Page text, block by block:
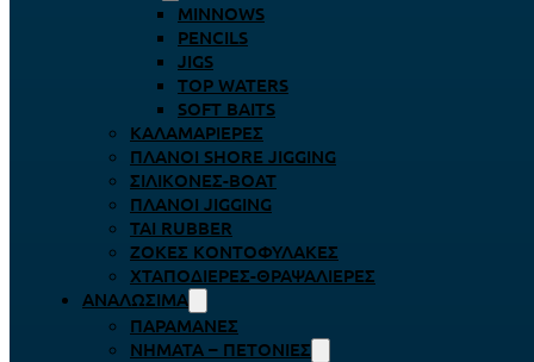
MINNOWS
PENCILS
JIGS
TOP WATERS
SOFT BAITS
ΚΑΛΑΜΑΡΙΈΡΕΣ
ΠΛΆΝΟΙ SHORE JIGGING
ΣΙΛΙΚΌΝΕΣ-BOAT
ΠΛΆΝΟΙ JIGGING
TAI RUBBER
ΖΌΚΕΣ ΚΟΝΤΟΦΎΛΑΚΕΣ
ΧΤΑΠΟΔΙΈΡΕΣ-ΘΡΑΨΑΛΙΈΡΕΣ
ΑΝΑΛΏΣΙΜΑ
ΠΑΡΑΜΆΝΕΣ
ΝΉΜΑΤΑ – ΠΕΤΟΝΙΈΣ